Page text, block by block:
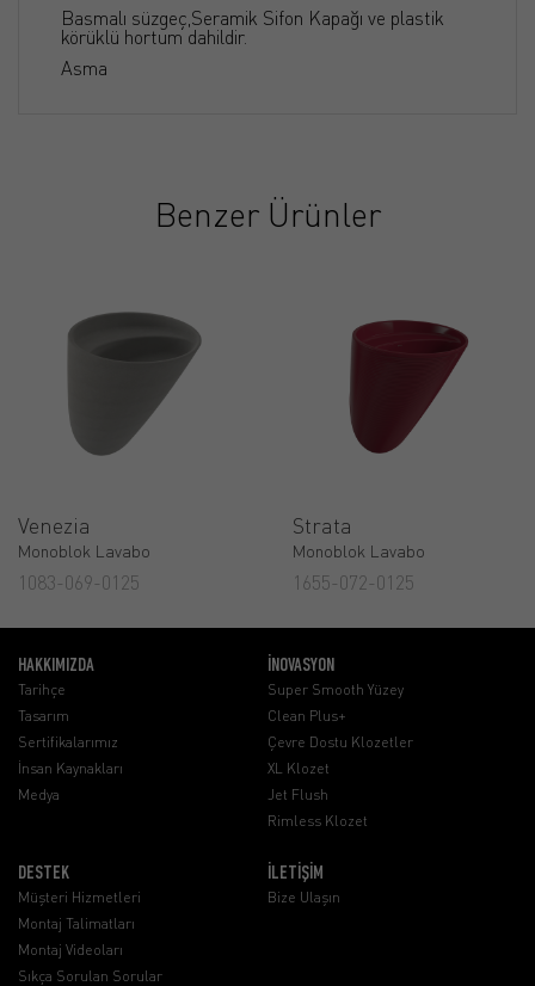
Basmalı süzgeç,Seramik Sifon Kapağı ve plastik
körüklü hortum dahildir.
Asma
Benzer Ürünler
Venezia
Monoblok Lavabo
1083-069-0125
Strata
Monoblok Lavabo
1655-072-0125
HAKKIMIZDA
Tarihçe
Tasarım
Sertifikalarımız
İnsan Kaynakları
Medya
İNOVASYON
Super Smooth Yüzey
Clean Plus+
Çevre Dostu Klozetler
XL Klozet
Jet Flush
Rimless Klozet
DESTEK
Müşteri Hizmetleri
Montaj Talimatları
Montaj Videoları
Sıkça Sorulan Sorular
İLETİŞİM
Bize Ulaşın